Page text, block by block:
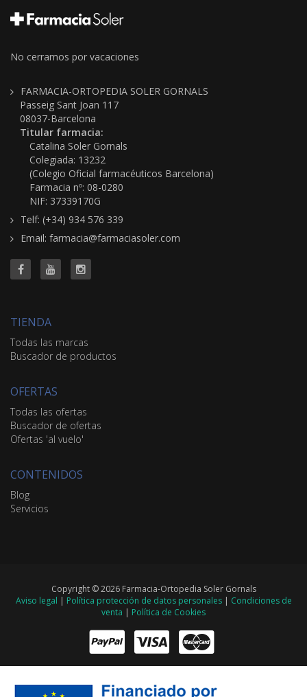
No cerramos por vacaciones
FARMACIA-ORTOPEDIA SOLER GORNALS
Passeig Sant Joan 117
08037-Barcelona
Titular farmacia:
Catalina Soler Gornals
Colegiada: 13232
(Colegio Oficial farmacéuticos Barcelona)
Farmacia nº: 08-0280
NIF: 37339170G
Telf: (+34) 934 576 339
Email: farmacia@farmaciasoler.com
TIENDA
Todas las marcas
Buscador de productos
OFERTAS
Todas las ofertas
Buscador de ofertas
Ofertas 'al vuelo'
CONTENIDOS
Blog
Servicios
Copyright © 2026 Farmacia-Ortopedia Soler Gornals
Aviso legal | Política protección de datos personales| Condiciones de
venta | Política de Cookies